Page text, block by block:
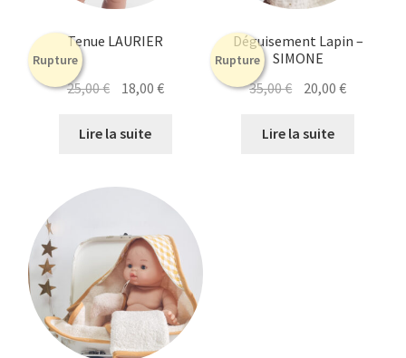
Rupture
Tenue LAURIER
25,00€ Le
initial
18,00 €Le
Lire la suite
Rupture
Déguisement Lapin –
SIMONE
35,00€
Le
initial
20,00€Le
Lire la suite